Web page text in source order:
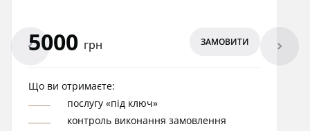
5000 грн ЗАМОВИТИ
Що ви отримаєте:
послугу «під ключ»
контроль виконання замовлення
arrowleft arrowright